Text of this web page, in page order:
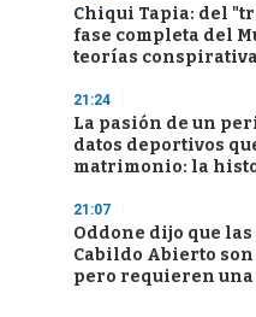
Chiqui Tapia: del
fase completa del
teorías
21:24
La pasión de un
datos deportivos
matrimonio: la
21:07
Oddone dijo que
Cabildo Abierto
pero requieren